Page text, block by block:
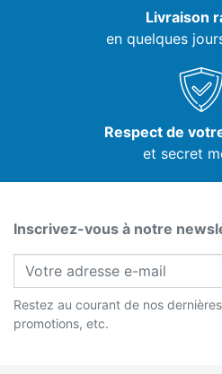
Livraison
en quelques
Respect de
et secret
Inscrivez-vous à notre
Restez au courant de nos
promotions, etc.